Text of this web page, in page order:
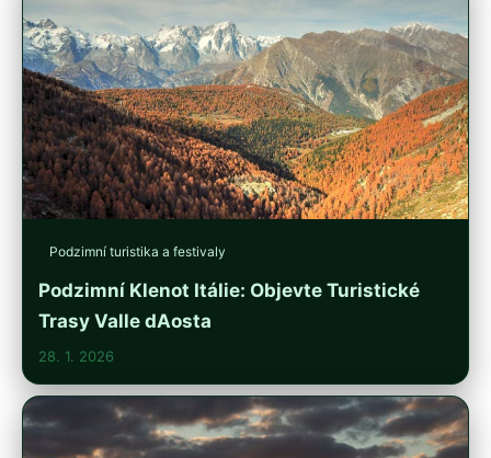
Podzimní turistika a festivaly
Podzimní Klenot Itálie: Objevte Turistické
Trasy Valle dAosta
28. 1. 2026